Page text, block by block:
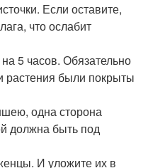
Если оставите,
что ослабит
5 часов. Обязательно
растения были покрыты
одна сторона
должна быть под
И уложите их в